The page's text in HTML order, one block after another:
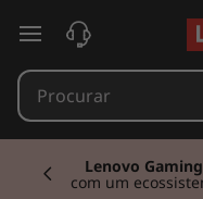
e
n
saltar para o
Lenovo
com um